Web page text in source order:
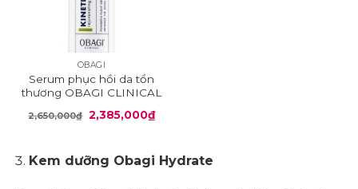
OBAGI
Serum phục hồi da tổn
thương OBAGI CLINICAL
Serum
2,650,000₫ Giá
gốc
2,385,000₫Giá
hiện
2,385,000₫.
Kem dưỡng Obagi Hydrate